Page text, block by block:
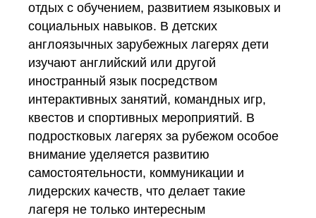
отдых с обучением, развитием языковых и
социальных навыков. В детских
англоязычных зарубежных лагерях дети
изучают английский или другой
иностранный язык посредством
интерактивных занятий, командных игр,
квестов и спортивных мероприятий. В
подростковых лагерях за рубежом особое
внимание уделяется развитию
самостоятельности, коммуникации и
лидерских качеств, что делает такие
лагеря не только интересным